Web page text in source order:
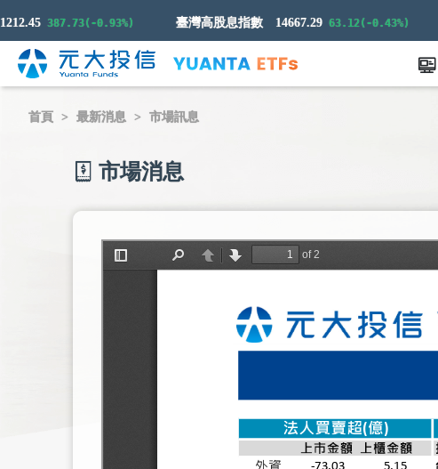
387.73(-0.93%) 臺灣高股息指數 14667.29 63.12(-0.43%)
首頁 最新消息 市場訊息
市場消息